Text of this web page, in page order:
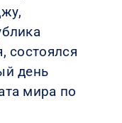
состоялся
день
мира по